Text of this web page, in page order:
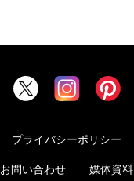
プライバシーポリシー
お問い合わせ 媒体資料